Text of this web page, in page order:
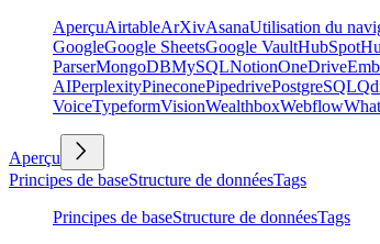
AperçuAirtableArXivAsanaUtilisation du
GoogleGoogle SheetsGoogle VaultHubSpot
ParserMongoDBMySQLNotionOneDrive
AIPerplexityPineconePipedrivePostgreSQL
VoiceTypeformVisionWealthboxWebflow
Aperçu
Principes de baseStructure de donnéesTags
Principes de baseStructure de donnéesTags